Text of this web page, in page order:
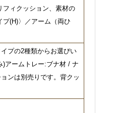
フィクッション、素材の
(H)〉／アーム（両ひ
プの2種類からお選びい
)アームトレー:ブナ材 / ナ
ンは別売りです。背クッ